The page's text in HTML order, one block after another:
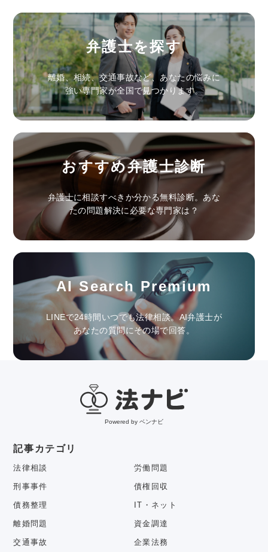
弁護士を探す
離婚、相続、交通事故など、あなたの悩みに
強い専門家が全国で見つかります。
おすすめ弁護士診断
弁護士に相談すべきか分かる無料診断。あな
たの問題解決に必要な専門家は？
AI Search Premium
LINEで24時間いつでも法律相談。AI弁護士が
あなたの質問にその場で回答。
Powered by ベンナビ
記事カテゴリ
法律相談 労働問題
刑事事件 債権回収
債務整理 IT・ネット
離婚問題 資金調達
交通事故 企業法務